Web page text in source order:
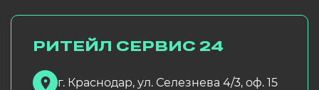
РИТЕЙЛ СЕРВИС 24
г. Краснодар, ул. Селезнева 4/3, оф. 15